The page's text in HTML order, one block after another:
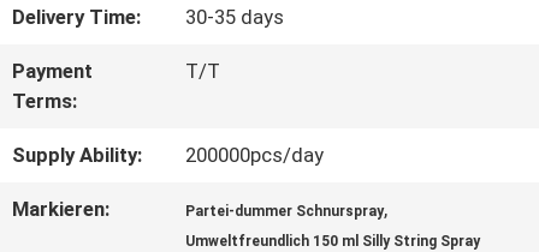
KONTAKT
NACHRICHTEN
ALLE
Delivery Time: 30-35 days
Payment
Terms:
T/T
Supply Ability: 200000pcs/day
Markieren: Partei-dummer Schnurspray,
Umweltfreundlich 150 ml Silly String Spray